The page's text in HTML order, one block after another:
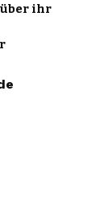
ihr